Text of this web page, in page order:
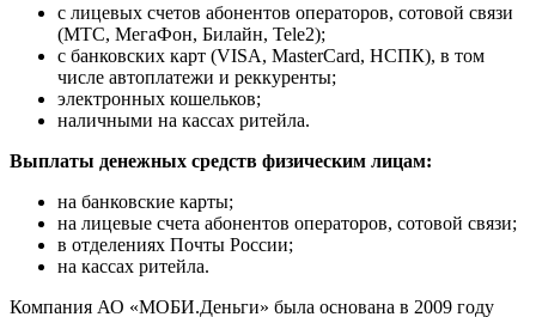
с лицевых счетов абонентов операторов, сотовой связи
(МТС, МегаФон, Билайн, Tele2);
с банковских карт (VISA, MasterCard, НСПК), в том
числе автоплатежи и реккуренты;
электронных кошельков;
наличными на кассах ритейла.
Выплаты денежных средств физическим лицам:
на банковские карты;
на лицевые счета абонентов операторов, сотовой связи;
в отделениях Почты России;
на кассах ритейла.
Компания АО «МОБИ.Деньги» была основана в 2009 году